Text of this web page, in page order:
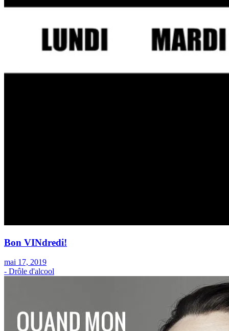
Bon VINdredi!
mai 17, 2019
- Drôle d'alcool